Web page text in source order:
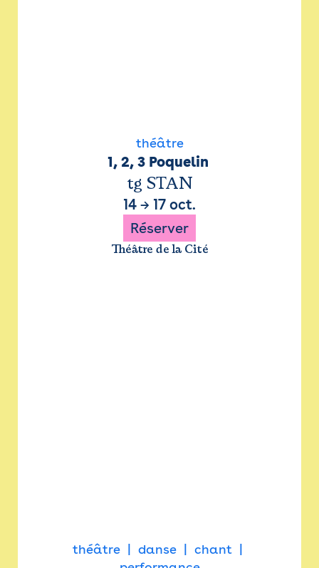
théâtre
1, 2, 3 Poquelin
tg STAN
14 → 17 oct.
Réserver
Théâtre de la Cité
théâtre danse
chant